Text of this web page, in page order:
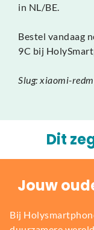
in NL/BE.
Bestel vandaag
9C bij
Slug: xiaomi-
Dit
Jouw
Bij